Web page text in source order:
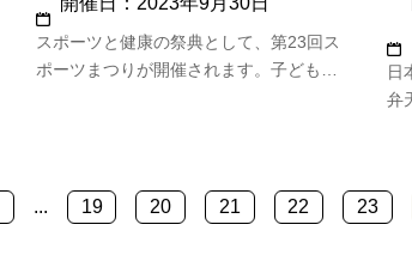
スポーツと健康の祭典として、第23回ス
ポーツまつりが開催されます。子どもか
康診断もあります。【次回の開催は…
日
弁
... 19 20 21 22 23